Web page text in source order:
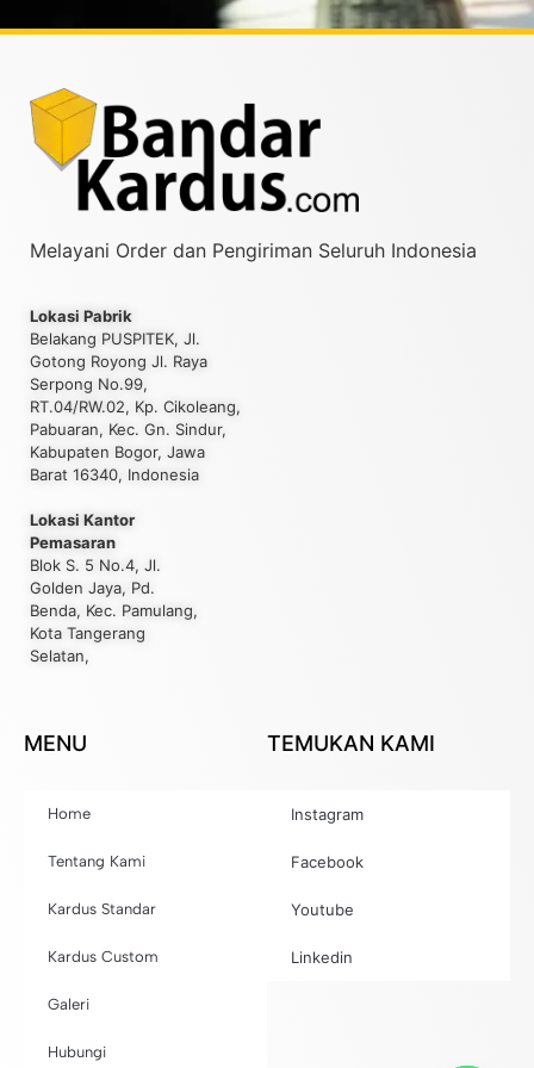
Melayani Order dan Pengiriman Seluruh Indonesia
Lokasi Pabrik
Belakang PUSPITEK, Jl.
Gotong Royong Jl. Raya
Serpong No.99,
RT.04/RW.02, Kp. Cikoleang,
Pabuaran, Kec. Gn. Sindur,
Kabupaten Bogor, Jawa
Barat 16340, Indonesia
Lokasi Kantor
Pemasaran
Blok S. 5 No.4, Jl.
Golden Jaya, Pd.
Benda, Kec. Pamulang,
Kota Tangerang
Selatan,
MENU
Home
Tentang Kami
Kardus Standar
Kardus Custom
Galeri
Hubungi
TEMUKAN KAMI
Instagram
Facebook
Youtube
Linkedin